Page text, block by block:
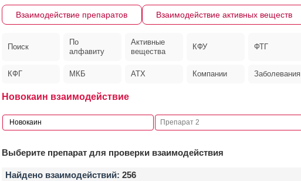
Взаимодействие препаратов Взаимодействие активных веществ
Поиск
По
алфавиту
Активные
вещества
КФУ ФТГ
КФГ МКБ АТХ Компании Заболевания
Новокаин взаимодействие
Выберите препарат для проверки взаимодействия
Найдено взаимодействий: 256